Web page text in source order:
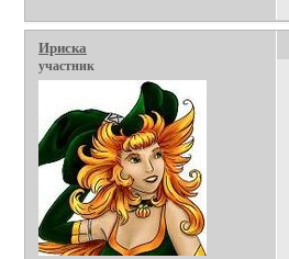
Ириска
участник